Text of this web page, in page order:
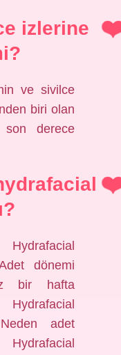
izlerine
ve sivilce
biri olan
son derece
dönemi
bir hafta
adet